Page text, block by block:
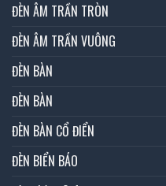
ĐÈN ÂM TRẦN TRÒN
ĐÈN ÂM TRẦN VUÔNG
ĐÈN BÀN
ĐÈN BÀN
ĐÈN BÀN CỔ ĐIỂN
ĐÈN BIỂN BÁO